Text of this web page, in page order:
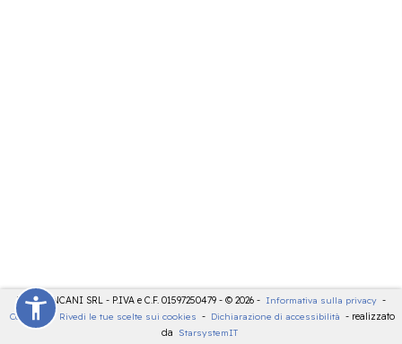
LDT - PANCANI SRL - P.IVA e C.F. 01597250479 - © 2026 - Informativa sulla privacy -
Cookies
- Rivedi le tue scelte sui cookies - Dichiarazione di accessibilità - realizzato
da
StarsystemIT